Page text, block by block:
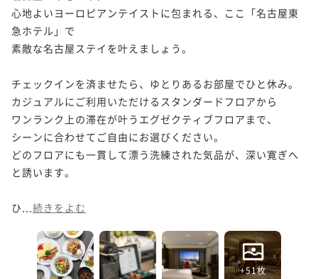
心地よいヨーロピアンテイストに包まれる、ここ「名古屋東
急ホテル」で
素敵な名古屋ステイを叶えましょう。
チェックインを済ませたら、ゆとりあるお部屋でひと休み。
カジュアルにご利用いただけるスタンダードフロアから
ワンランク上の滞在が叶うエグゼクティブフロアまで、
シーンに合わせてご自由にお選びください。
どのフロアにも一貫して漂う洗練された気品が、深い寛ぎへ
と誘います。
ひ... 続きをよむ
+51枚